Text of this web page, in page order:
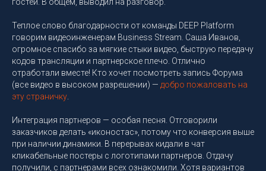
Теплое слово благодарности от команды DEEP Platform
говорим видеоинженерам Business Stream. Саша Иванов,
огромное спасибо за мягкие стыки видео, быструю передачу
кодов трансляции и партнерское плечо. Отлично
отработали вместе! Кто хочет посмотреть запись Форума
(все видео в высоком разрешении) — добро пожаловать на
эту страничку
Интеграция партнеров — особая песня. Отговорили
заказчиков делать «иконостас», потому что конверсия выше
при наличии динамики. В перерывах кидали в чат
кликабельные постеры с логотипами партнеров. Отдачу
получили, с партнерами всех ознакомили. Хотя вариантов